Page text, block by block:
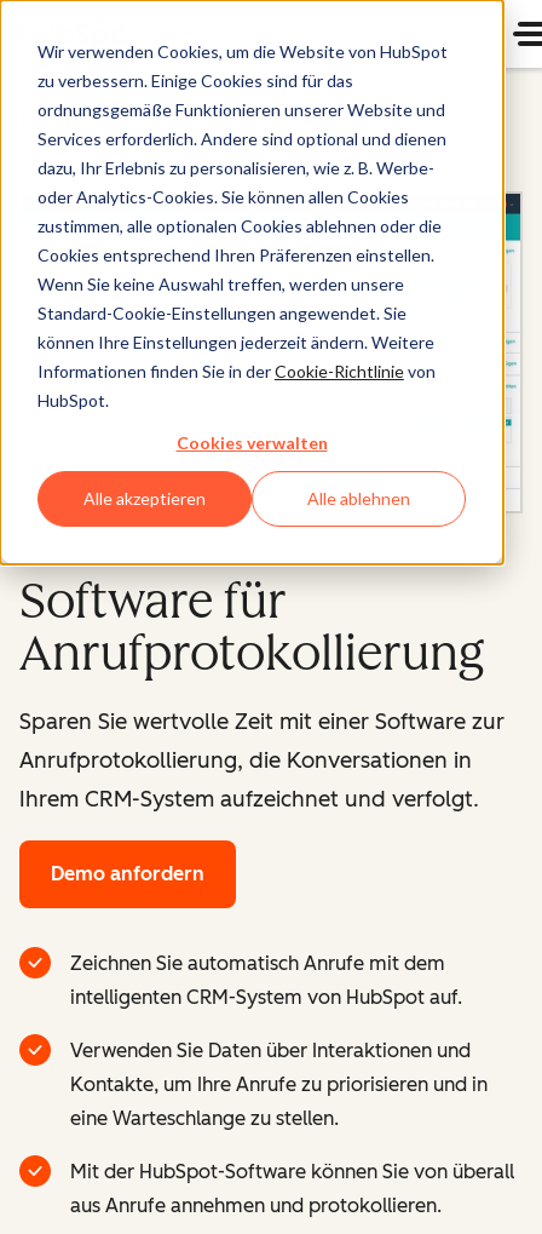
Wir verwenden Cookies, um die Website von HubSpot
zu verbessern. Einige Cookies sind für das
ordnungsgemäße Funktionieren unserer Website und
Services erforderlich. Andere sind optional und dienen
dazu, Ihr Erlebnis zu personalisieren, wie z. B. Werbe-
oder Analytics-Cookies. Sie können allen Cookies
zustimmen, alle optionalen Cookies ablehnen oder die
Cookies entsprechend Ihren Präferenzen einstellen.
Wenn Sie keine Auswahl treffen, werden unsere
Standard-Cookie-Einstellungen angewendet. Sie
können Ihre Einstellungen jederzeit ändern. Weitere
Informationen finden Sie in derCookie-Richtlinievon
HubSpot.
Cookies verwalten
Alle akzeptieren Alle ablehnen
Alle Produkte
Software für
Anrufprotokollierung
Sparen Sie wertvolle Zeit mit einer Software zur
Anrufprotokollierung, die Konversationen in
Ihrem CRM-System aufzeichnet und verfolgt.
Demo anfordern
Zeichnen Sie automatisch Anrufe mit dem
intelligenten CRM-System von HubSpot auf.
Verwenden Sie Daten über Interaktionen und
Kontakte, um Ihre Anrufe zu priorisieren und in
eine Warteschlange zu stellen.
Mit der HubSpot-Software können Sie von überall
aus Anrufe annehmen und protokollieren.